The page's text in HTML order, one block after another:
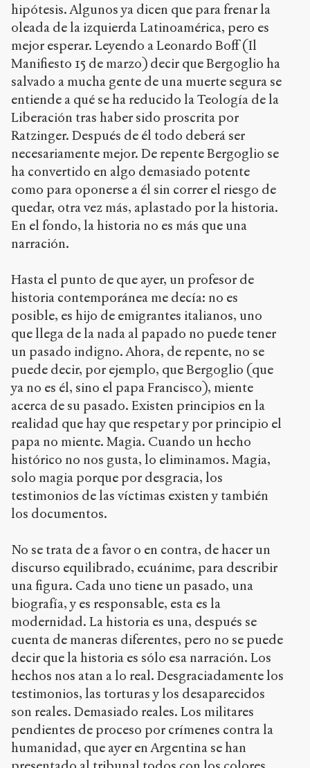
hipótesis. Algunos ya dicen que para frenar la
oleada de la izquierda Latinoamérica, pero es
mejor esperar. Leyendo a Leonardo Boff (Il
Manifiesto 15 de marzo) decir que Bergoglio ha
salvado a mucha gente de una muerte segura se
entiende a qué se ha reducido la Teología de la
Liberación tras haber sido proscrita por
Ratzinger. Después de él todo deberá ser
necesariamente mejor. De repente Bergoglio se
ha convertido en algo demasiado potente
como para oponerse a él sin correr el riesgo de
quedar, otra vez más, aplastado por la historia.
En el fondo, la historia no es más que una
narración.
Hasta el punto de que ayer, un profesor de
historia contemporánea me decía: no es
posible, es hijo de emigrantes italianos, uno
que llega de la nada al papado no puede tener
un pasado indigno. Ahora, de repente, no se
puede decir, por ejemplo, que Bergoglio (que
ya no es él, sino el papa Francisco), miente
acerca de su pasado. Existen principios en la
realidad que hay que respetar y por principio el
papa no miente. Magia. Cuando un hecho
histórico no nos gusta, lo eliminamos. Magia,
solo magia porque por desgracia, los
testimonios de las víctimas existen y también
los documentos.
No se trata de a favor o en contra, de hacer un
discurso equilibrado, ecuánime, para describir
una figura. Cada uno tiene un pasado, una
biografía, y es responsable, esta es la
modernidad. La historia es una, después se
cuenta de maneras diferentes, pero no se puede
decir que la historia es sólo esa narración. Los
hechos nos atan a lo real. Desgraciadamente los
testimonios, las torturas y los desaparecidos
son reales. Demasiado reales. Los militares
pendientes de proceso por crímenes contra la
humanidad, que ayer en Argentina se han